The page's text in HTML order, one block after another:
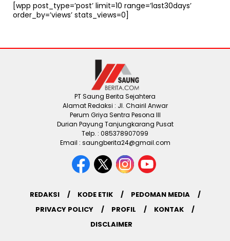
[wpp post_type=’post’ limit=10 range=’last30days’
order_by=’views’ stats_views=0]
PT Saung Berita Sejahtera
Alamat Redaksi : Jl. Chairil Anwar
Perum Griya Sentra Pesona III
Durian Payung Tanjungkarang Pusat
Telp. : 085378907099
Email : saungberita24@gmail.com
REDAKSI KODE ETIK
PEDOMAN MEDIA
PRIVACY POLICY
PROFIL
KONTAK
DISCLAIMER